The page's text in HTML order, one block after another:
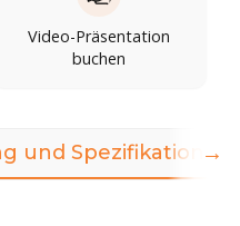
Video-Präsentation
buchen
und Spezifikationen
→